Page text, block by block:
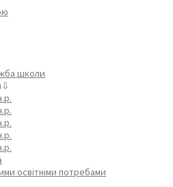
школи
освітніми потребами